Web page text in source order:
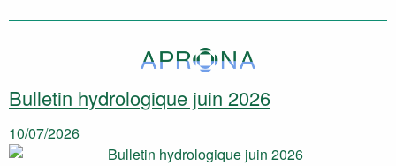
Bulletin hydrologique juin 2026
10/07/2026